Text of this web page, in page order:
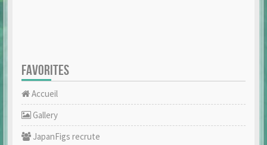
FAVORITES
Accueil
Gallery
JapanFigs recrute